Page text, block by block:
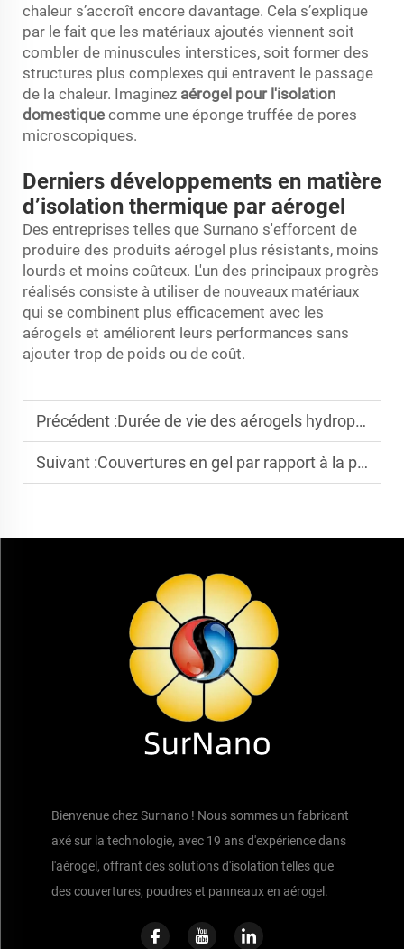
chaleur s’accroît encore davantage. Cela s’explique
par le fait que les matériaux ajoutés viennent soit
combler de minuscules interstices, soit former des
structures plus complexes qui entravent le passage
de la chaleur. Imaginez aérogel pour l'isolation
domestique comme une éponge truffée de pores
microscopiques.
Derniers développements en matière
d’isolation thermique par aérogel
Des entreprises telles que Surnano s'efforcent de
produire des produits aérogel plus résistants, moins
lourds et moins coûteux. L'un des principaux progrès
réalisés consiste à utiliser de nouveaux matériaux
qui se combinent plus efficacement avec les
aérogels et améliorent leurs performances sans
ajouter trop de poids ou de coût.
Précédent :Durée de vie des aérogels hydrophobes : Peuvent-ils atteindre 20 ans dans des conditions humides ?
Suivant :Couvertures en gel par rapport à la poudre aérogel : normes de conversion des prix pour différentes formes de produits
Bienvenue chez Surnano ! Nous sommes un fabricant
axé sur la technologie, avec 19 ans d'expérience dans
l'aérogel, offrant des solutions d'isolation telles que
des couvertures, poudres et panneaux en aérogel.